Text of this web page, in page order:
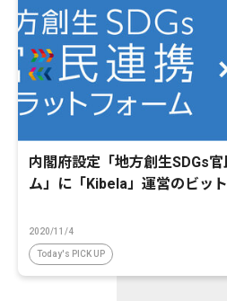
内閣府設定「地方創生SDGs
ム」に「Kibela」運営のビッ
2020/11/4
Today's PICK UP